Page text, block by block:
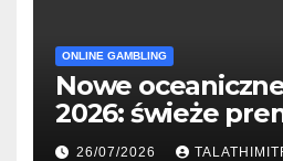
ONLINE GAMBLING
Nowe
2026: świeże
studia
26/07/2026